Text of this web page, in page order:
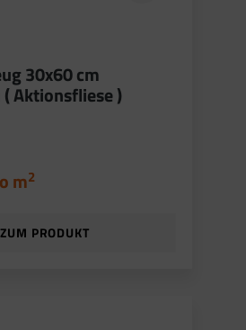
30x60 cm
Aktionsfliese )
m2
ZUM PRODUKT